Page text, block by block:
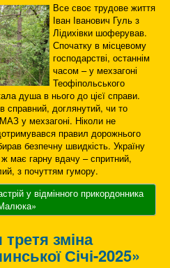
Все своє трудове життя
Іван Іванович Гуль з
Лідихівки шоферував.
Спочатку в місцевому
господарстві, останнім
часом – у мехзагоні
Теофіпольського
душа в нього до цієї справи.
справний, доглянутий, чи то
у мехзагоні. Ніколи не
правил дорожнього
безпечну швидкість. Україну
має гарну вдачу – спритний,
з почуттям гумору.
у відмінного прикордонника
зміна
Січі-2025»